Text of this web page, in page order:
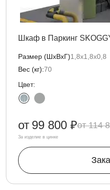
Шкаф в Паркинг
Размер (ШхВхГ)1,8х1,8х0,8
Вес (кг):70
Цвет:
114
от 99 800 ₽
За изделие в цинке